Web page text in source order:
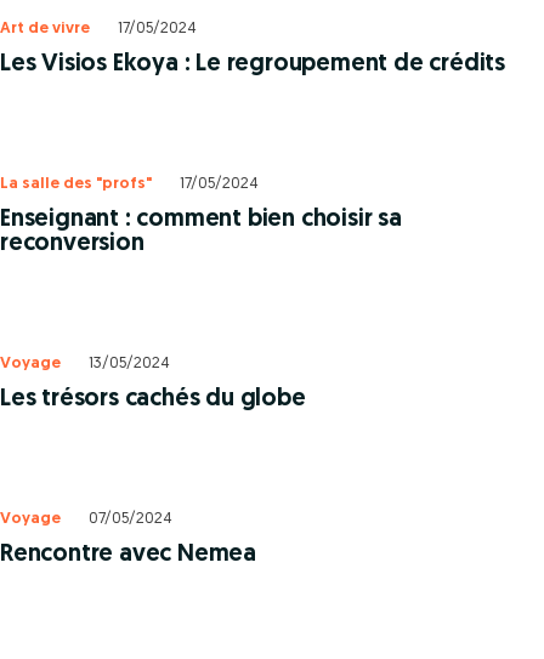
Art de vivre 17/05/2024
Les Visios Ekoya : Le regroupement de crédits
La salle des "profs" 17/05/2024
Enseignant : comment bien choisir sa
reconversion
Voyage 13/05/2024
Les trésors cachés du globe
Voyage 07/05/2024
Rencontre avec Nemea